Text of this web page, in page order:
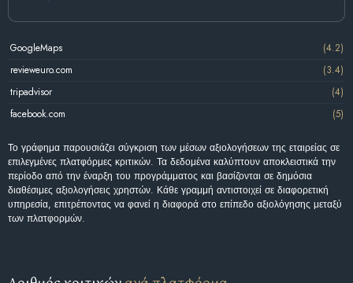
GoogleMaps
(4.2)
revieweuro.com
(3.4)
tripadvisor
(4)
facebook.com
(5)
Το γράφημα παρουσιάζει σύγκριση των μέσων αξιολογήσεων της εταιρείας σε
επιλεγμένες πλατφόρμες κριτικών. Τα δεδομένα καλύπτουν αποκλειστικά την
περίοδο από την έναρξη του προγράμματος και βασίζονται σε δημόσια
διαθέσιμες αξιολογήσεις χρηστών. Κάθε γραμμή αντιστοιχεί σε διαφορετική
υπηρεσία, επιτρέποντας να φανεί η διαφορά στο επίπεδο αξιολόγησης μεταξύ
των πλατφορμών.